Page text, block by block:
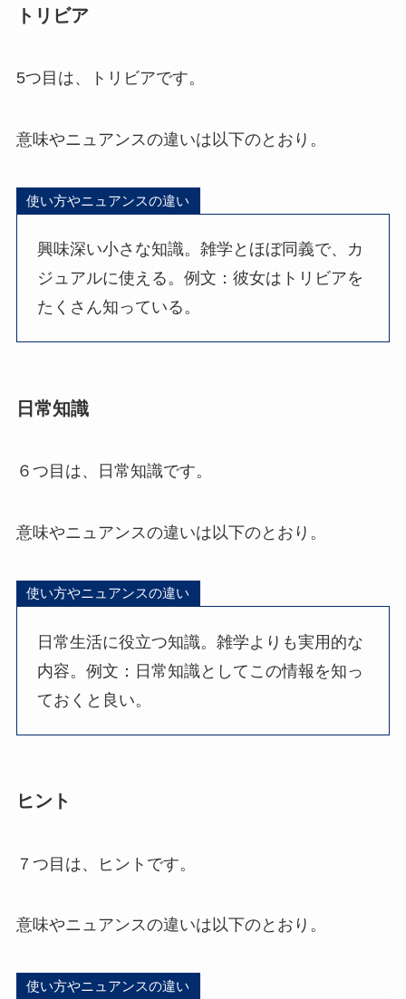
トリビア
5つ目は、トリビアです。
意味やニュアンスの違いは以下のとおり。
使い方やニュアンスの違い
興味深い小さな知識。雑学とほぼ同義で、カ
ジュアルに使える。例文：彼女はトリビアを
たくさん知っている。
日常知識
６つ目は、日常知識です。
意味やニュアンスの違いは以下のとおり。
使い方やニュアンスの違い
日常生活に役立つ知識。雑学よりも実用的な
内容。例文：日常知識としてこの情報を知っ
ておくと良い。
ヒント
７つ目は、ヒントです。
意味やニュアンスの違いは以下のとおり。
使い方やニュアンスの違い